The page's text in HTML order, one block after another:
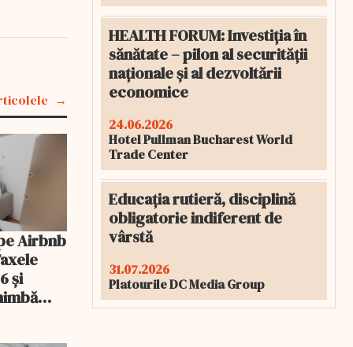
Airbnb
și
HEALTH FORUM: Investiția în
sănătate – pilon al securității
naționale și al dezvoltării
economice
24.06.2026
Hotel Pullman Bucharest World
Trade Center
Educația rutieră, disciplină
obligatorie indiferent de
vârstă
31.07.2026
Platourile DC Media Group